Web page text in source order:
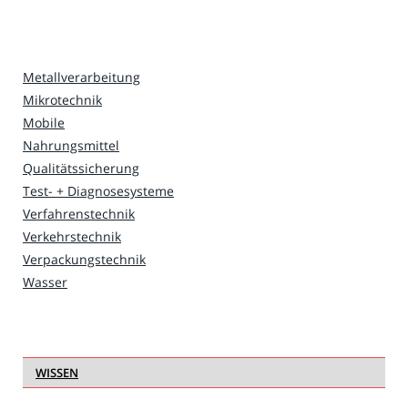
Metallverarbeitung
Mikrotechnik
Mobile
Nahrungsmittel
Qualitätssicherung
Test- + Diagnosesysteme
Verfahrenstechnik
Verkehrstechnik
Verpackungstechnik
Wasser
WISSEN